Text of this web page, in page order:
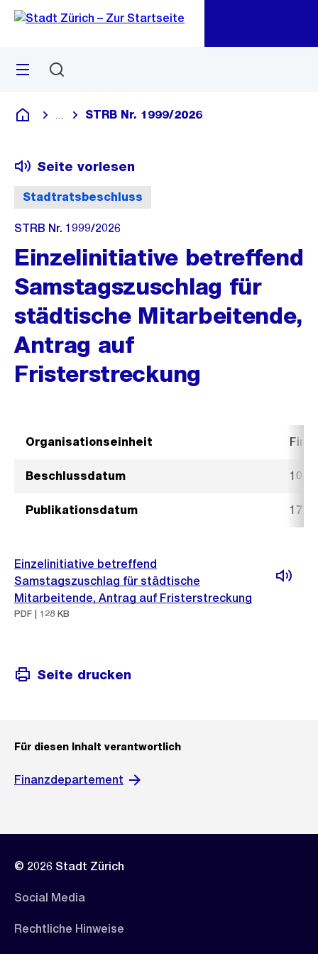
Navigation
Sprunglink
Menü
Deutsch
Blende alle Breadcrumbs ein
STRB Nr. 1999/2026
Stadtratsbeschluss
Seite vorlesen
STRB Nr. 1999/2026
Einzelinitiative betreffend
Samstagszuschlag für
städtische Mitarbeitende,
Antrag auf
Fristerstreckung
Organisationseinheit
Beschlussdatum 10.
Publikationsdatum 17.
Einzelinitiative betreffend
Samstagszuschlag für städtische
Mitarbeitende, Antrag auf Fristerstreckung
PDF | 128 KB
Seite drucken
Für diesen Inhalt verantwortlich
Finanzdepartement
© 2026 Stadt Zürich
Social Media
Rechtliche Hinweise